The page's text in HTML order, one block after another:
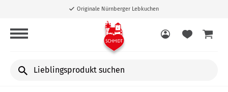
Originale Nürnberger Lebkuchen
Lieblingsprodukt
suchen